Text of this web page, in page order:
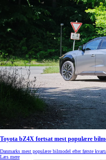
Toyota bZ4X fortsat mest populære
Danmarks mest populære bilmodel efter første
Læs mere